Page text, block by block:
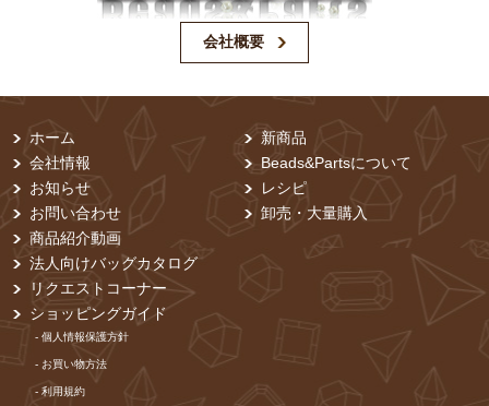
会社概要
ホーム
会社情報
お知らせ
お問い合わせ
商品紹介動画
法人向けバッグカタログ
リクエストコーナー
新商品
Beads&Partsについて
レシピ
卸売・⼤量購⼊
ショッピングガイド
- 個⼈情報保護⽅針
- お買い物⽅法
- 利⽤規約